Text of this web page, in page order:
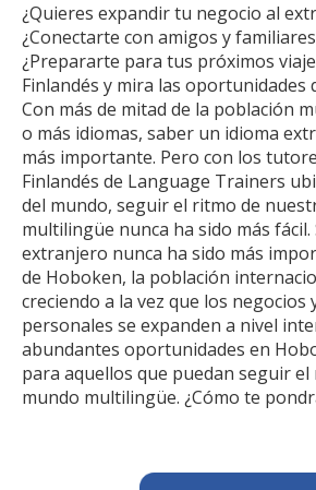
¿Quieres expandir tu negocio al
¿Conectarte con amigos y
¿Prepararte para tus próximos
Finlandés y mira las oportunidades
Con más de mitad de la población
o más idiomas, saber un idioma
más importante. Pero con los
Finlandés de Language Trainers
del mundo, seguir el ritmo de
multilingüe nunca ha sido más
extranjero nunca ha sido más
de Hoboken, la población
creciendo a la vez que los negocios
personales se expanden a nivel
abundantes oportunidades en
para aquellos que puedan seguir
mundo multilingüe. ¿Cómo te